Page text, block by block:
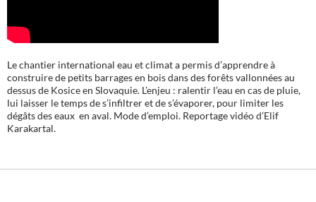
Le chantier international eau et climat a permis d’apprendre à
construire de petits barrages en bois dans des forêts vallonnées au
dessus de Kosice en Slovaquie. L’enjeu : ralentir l’eau en cas de pluie,
lui laisser le temps de s’infiltrer et de s’évaporer, pour limiter les
dégâts des eaux en aval. Mode d’emploi. Reportage vidéo d’Elif
Karakartal.